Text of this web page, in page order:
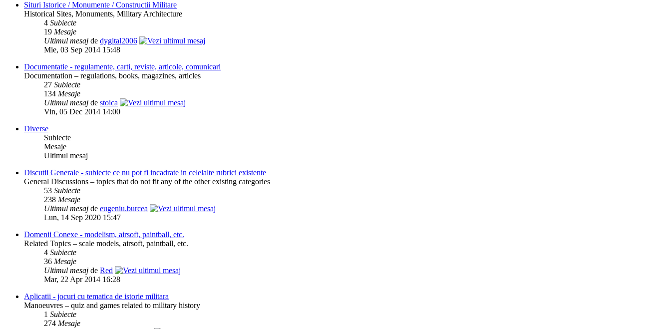
Situri Istorice / Monumente / Constructii Militare
Historical Sites, Monuments, Military Architecture
4 Subiecte
19 Mesaje
Ultimul mesaj de dygital2006
Mie, 03 Sep 2014 15:48
Documentatie - regulamente, carti, reviste, articole, comunicari
Documentation – regulations, books, magazines, articles
27 Subiecte
134 Mesaje
Ultimul mesaj de stoica
Vin, 05 Dec 2014 14:00
Diverse
Subiecte
Mesaje
Ultimul mesaj
Discutii Generale - subiecte ce nu pot fi incadrate in celelalte rubrici existente
General Discussions – topics that do not fit any of the other existing categories
53 Subiecte
238 Mesaje
Ultimul mesaj de eugeniu.burcea
Lun, 14 Sep 2020 15:47
Domenii Conexe - modelism, airsoft, paintball, etc.
Related Topics – scale models, airsoft, paintball, etc.
4 Subiecte
36 Mesaje
Ultimul mesaj de Red
Mar, 22 Apr 2014 16:28
Aplicatii - jocuri cu tematica de istorie militara
Manoeuvres – quiz and games related to military history
1 Subiecte
274 Mesaje